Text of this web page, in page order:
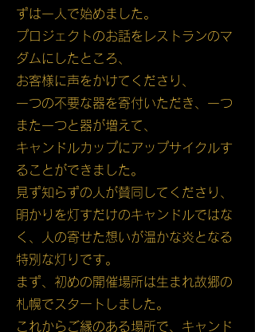
ずは一人で始めました。
プロジェクトのお話をレストランのマ
ダムにしたところ、
お客様に声をかけてくださり、
一つの不要な器を寄付いただき、一つ
また一つと器が増えて、
キャンドルカップにアップサイクルす
ることができました。
見ず知らずの人が賛同してくださり、
明かりを灯すだけのキャンドルではな
く、人の寄せた想いが温かな炎となる
特別な灯りです。
まず、初めの開催場所は生まれ故郷の
札幌でスタートしました。
これからご縁のある場所で、キャンド